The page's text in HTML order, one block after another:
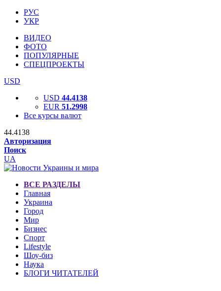
РУС
УКР
ВИДЕО
ФОТО
ПОПУЛЯРНЫЕ
СПЕЦПРОЕКТЫ
USD
USD 44.4138
EUR 51.2998
Все курсы валют
44.4138
Авторизация
Поиск
UA
ВСЕ РАЗДЕЛЫ
Главная
Украина
Город
Мир
Бизнес
Спорт
Lifestyle
Шоу-биз
Наука
БЛОГИ ЧИТАТЕЛЕЙ